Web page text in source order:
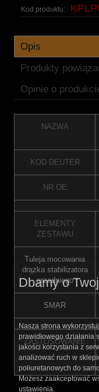
Kod produktu:
Opis
Produkty
Opinie o
NAZWA
KOD DEUTER
NR OE
ELEMENTY
ZESTAWU
Tuleja mocowania
drążka stabilizatora
przedniego
SMAR
ZASTOSOWANIE
Dbamy o
Nasza strona
prawidłowego
jakości korzystania z
analizować ruch w
poliuretanowych do
Możesz zaakceptować
ustawienia.